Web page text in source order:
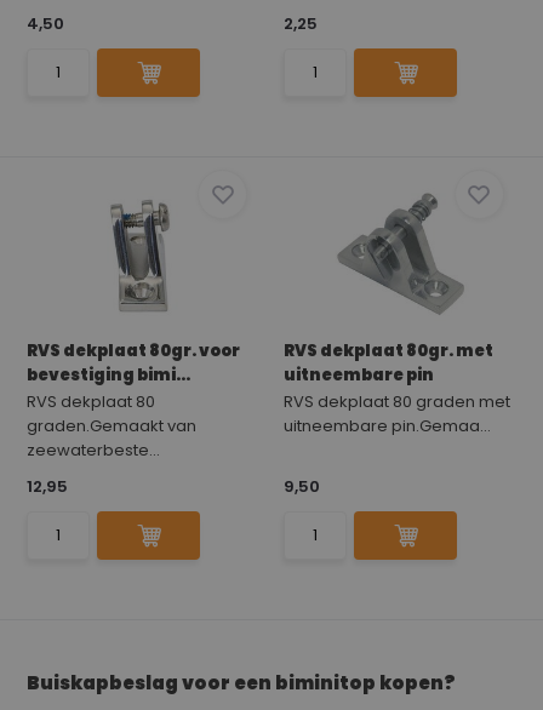
4,50
2,25
RVS dekplaat 80gr. voor
bevestiging bimi...
RVS dekplaat 80
graden.Gemaakt van
zeewaterbeste...
12,95
RVS dekplaat 80gr. met
uitneembare pin
RVS dekplaat 80 graden met
uitneembare pin.Gemaa...
9,50
Buiskapbeslag voor een biminitop kopen?